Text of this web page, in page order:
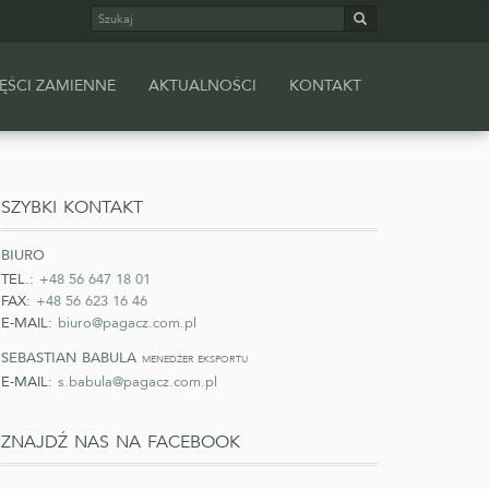
Szukaj
ZAMIENNE AKTUALNOŚCI KONTAKT
szybki kontakt
biuro
TEL.: +48 56 647 18 01
FAX: +48 56 623 16 46
E-MAIL: biuro@pagacz.com.pl
sebastian babula menedżer eksportu
E-MAIL: s.babula@pagacz.com.pl
znajdź nas na facebook